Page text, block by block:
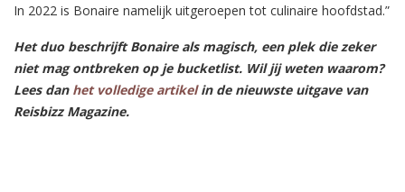
In 2022 is Bonaire namelijk uitgeroepen tot culinaire hoofdstad.”
Het duo beschrijft Bonaire als magisch, een plek die zeker
niet mag ontbreken op je bucketlist. Wil jij weten waarom?
Lees dan het volledige artikelin de nieuwste uitgave van
Reisbizz Magazine.